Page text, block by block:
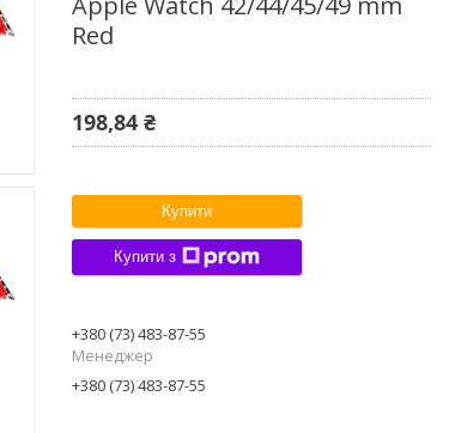
Red
198,84 ₴
Купити
Купити з
+380 (73) 483-87-55
Менеджер
+380 (73) 483-87-55